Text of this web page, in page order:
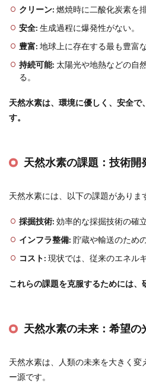
クリーン: 燃焼時に二酸化炭素を
安全: 生成過程に爆発性がない。
豊富: 地球上に存在する最も豊富な
持続可能: 太陽光や地熱などの自
る。
天然水素は、環境に優しく、安全
す。
天然水素の課題：技術開
天然水素には、以下の課題がありま
採掘技術: 効率的な採掘技術の確
インフラ整備: 貯蔵や輸送のため
コスト: 現状では、従来のエネル
これらの課題を克服するためには、
天然水素の未来：希望の
天然水素は、人類の未来を大きく
ー源です。